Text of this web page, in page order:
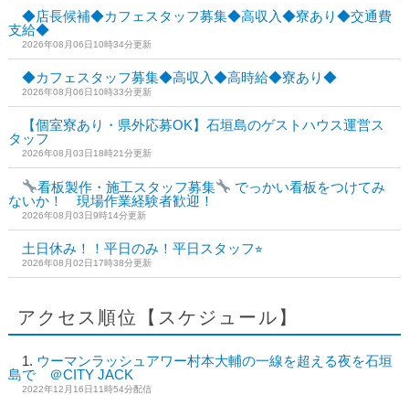
◆店長候補◆カフェスタッフ募集◆高収入◆寮あり◆交通費
支給◆
2026年08月06日10時34分更新
◆カフェスタッフ募集◆高収入◆高時給◆寮あり◆
2026年08月06日10時33分更新
【個室寮あり・県外応募OK】石垣島のゲストハウス運営ス
タッフ
2026年08月03日18時21分更新
看板製作・施工スタッフ募集
でっかい看板をつけてみ
ないか！ 現場作業経験者歓迎！
2026年08月03日9時14分更新
土日休み！！平日のみ！平日スタッフ⭐︎
2026年08月02日17時38分更新
アクセス順位【スケジュール】
ウーマンラッシュアワー村本大輔の一線を超える夜を石垣
島で ＠CITY JACK
2022年12月16日11時54分配信